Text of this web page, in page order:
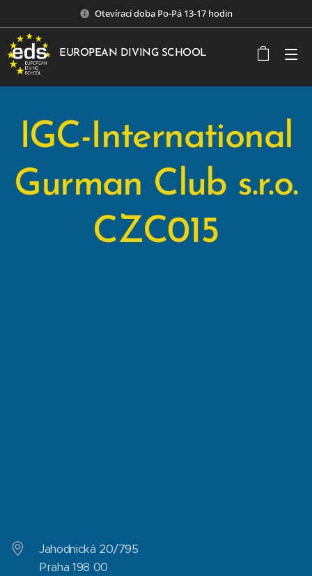
Otevírací doba Po-Pá 13-17 hodin
EUROPEAN DIVING SCHOOL
IGC-International
Gurman Club s.r.o.
CZC015
Jahodnická 20/795
Praha 198 00